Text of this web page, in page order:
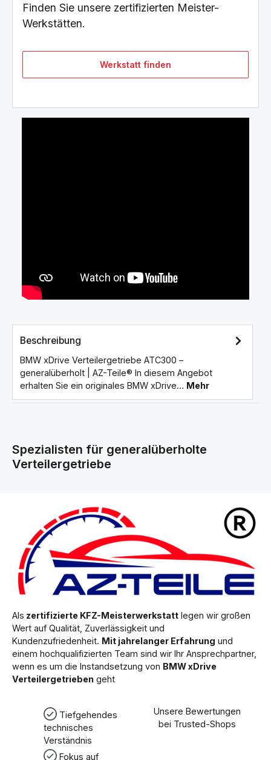
Finden Sie unsere zertifizierten Meister-
Werkstätten.
Werkstatt finden
Beschreibung
BMW xDrive Verteilergetriebe ATC300 –
generalüberholt | AZ-Teile® In diesem Angebot
erhalten Sie ein originales BMW xDrive… Mehr
Spezialisten für generalüberholte
Verteilergetriebe
Als zertifizierte KFZ-Meisterwerkstatt legen wir großen
Wert auf Qualität, Zuverlässigkeit und
Kundenzufriedenheit. Mit jahrelanger Erfahrung und
einem hochqualifizierten Team sind wir Ihr Ansprechpartner,
wenn es um die Instandsetzung von BMW xDrive
Verteilergetrieben geht
Tiefgehendes
technisches
Verständnis
Fokus auf
Unsere Bewertungen
bei Trusted-Shops